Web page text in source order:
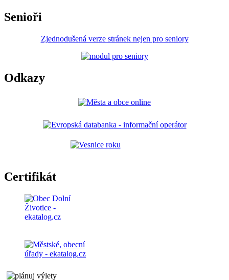
Senioři
Zjednodušená verze stránek nejen pro seniory
Odkazy
Certifikát